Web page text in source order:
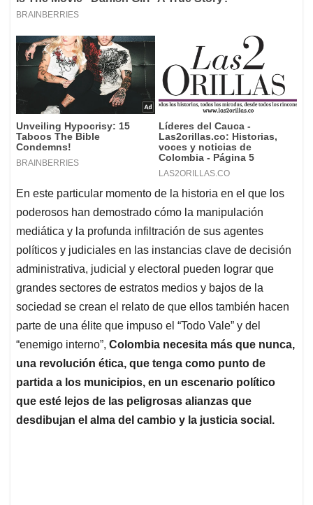
En este particular momento de la historia en el que los
poderosos han demostrado cómo la manipulación
mediática y la profunda infiltración de sus agentes
políticos y judiciales en las instancias clave de decisión
administrativa, judicial y electoral pueden lograr que
grandes sectores de estratos medios y bajos de la
sociedad se crean el relato de que ellos también hacen
parte de una élite que impuso el “Todo Vale” y del
“enemigo interno”, Colombia necesita más que nunca,
una revolución ética, que tenga como punto de
partida a los municipios, en un escenario político
que esté lejos de las peligrosas alianzas que
desdibujan el alma del cambio y la justicia social.